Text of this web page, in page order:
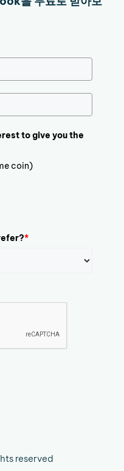
to give you the
coin)
*
reserved